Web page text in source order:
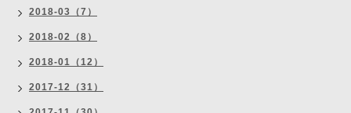
2018-03（7）
2018-02（8）
2018-01（12）
2017-12（31）